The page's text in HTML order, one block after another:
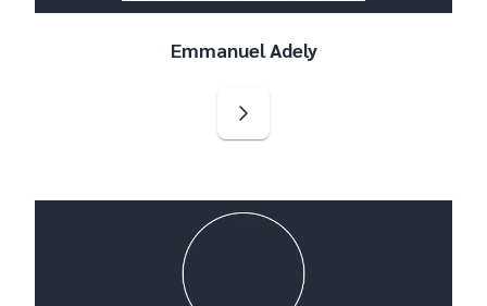
Emmanuel Adely